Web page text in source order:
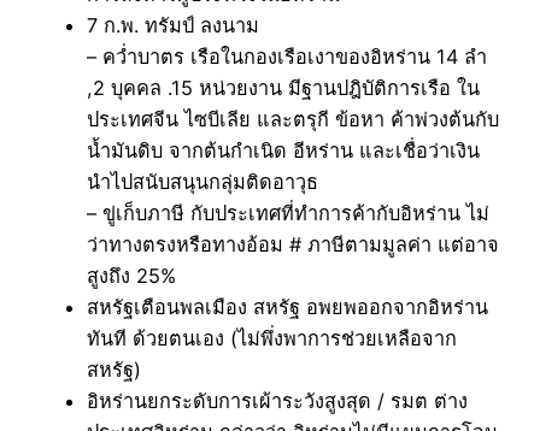
7 ก.พ. ทรัมป์ ลงนาม
– คว่ำบาตร เรือในกองเรือเงาของอิหร่าน 14 ลำ
,2 บุคคล .15 หน่วยงาน มีฐานปฎิบัติการเรือ ใน
ประเทศจีน ไซบีเลีย และตรุกี ข้อหา ค้าพ่วงต้นกับ
น้ำมันดิบ จากต้นกำเนิด อีหร่าน และเชื่อว่าเงิน
นำไปสนับสนุนกลุ่มติดอาวุธ
– ขู่เก็บภาษี กับประเทศที่ทำการค้ากับอิหร่าน ไม่
ว่าทางตรงหรือทางอ้อม # ภาษีตามมูลค่า แต่อาจ
สูงถึง 25%
สหรัฐเตือนพลเมือง สหรัฐ อพยพออกจากอิหร่าน
ทันที ด้วยตนเอง (ไม่พึ่งพาการช่วยเหลือจาก
สหรัฐ)
อิหร่านยกระดับการเผ้าระวังสูงสุด / รมต ต่าง